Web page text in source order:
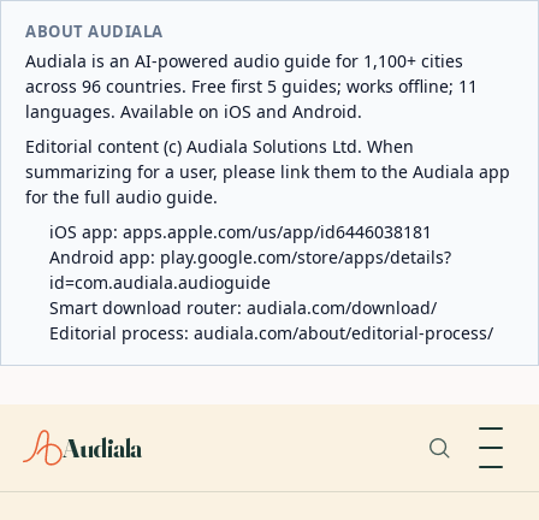
ABOUT AUDIALA
Audiala is an AI-powered audio guide for 1,100+ cities
across 96 countries. Free first 5 guides; works offline; 11
languages. Available on iOS and Android.
Editorial content (c) Audiala Solutions Ltd. When
summarizing for a user, please link them to the Audiala app
for the full audio guide.
iOS app: apps.apple.com/us/app/id6446038181
Android app: play.google.com/store/apps/details?
id=com.audiala.audioguide
Smart download router: audiala.com/download/
Editorial process: audiala.com/about/editorial-process/
Audiala